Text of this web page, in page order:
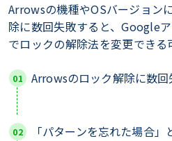
Arrowsの機種やOSバージョン
除に数回失敗すると、Google
でロックの解除法を変更できる
Arrowsのロック解除に数回
「パターンを忘れた場合